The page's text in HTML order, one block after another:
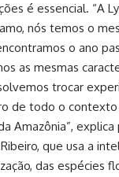
é essencial. “A
nós temos o
o ano
as mesmas
trocar
de todo o
Amazônia”, explica
que usa a
das espécies